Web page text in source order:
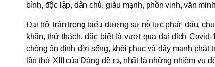
bình, độc lập, dân chủ, giàu mạnh, phồn vinh, văn
Đại hội trân trọng biểu dương sự nỗ lực phấn đấu,
khăn, thử thách, đặc biệt là vượt qua đại dịch
chóng ổn định đời sống, khôi phục và đẩy mạnh phát
lần thứ XIII của Đảng đề ra, nhất là những nhiệm vụ